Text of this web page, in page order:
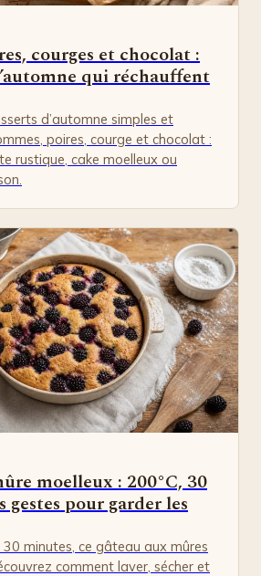
courges et chocolat :
qui réchauffent
d’automne simples et
poires, courge et chocolat :
rustique, cake moelleux ou
moelleux : 200°C, 30
gestes pour garder les
minutes, ce gâteau aux mûres
comment laver, sécher et